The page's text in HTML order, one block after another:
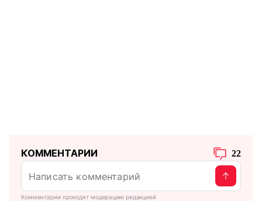
КОММЕНТАРИИ 22
Комментарии проходят модерацию редакцией